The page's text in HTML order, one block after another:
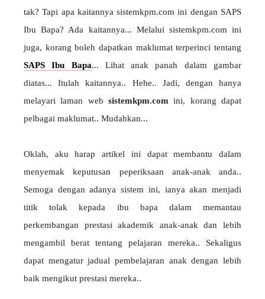
tak? Tapi apa kaitannya sistemkpm.com ini dengan SAPS
Ibu Bapa? Ada kaitannya... Melalui sistemkpm.com ini
juga, korang boleh dapatkan maklumat terperinci tentang
SAPS Ibu Bapa... Lihat anak panah dalam gambar
diatas... Itulah kaitannya.. Hehe.. Jadi, dengan hanya
melayari laman web sistemkpm.com ini, korang dapat
pelbagai maklumat.. Mudahkan...
Oklah, aku harap artikel ini dapat membantu dalam
menyemak keputusan peperiksaan anak-anak anda..
Semoga dengan adanya sistem ini, ianya akan menjadi
titik tolak kepada ibu bapa dalam memantau
perkembangan prestasi akademik anak-anak dan lebih
mengambil berat tentang pelajaran mereka.. Sekaligus
dapat mengatur jadual pembelajaran anak dengan lebih
baik mengikut prestasi mereka..